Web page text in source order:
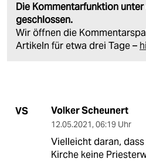
Die Kommentarfunktion
geschlossen.
Wir öffnen die
Artikeln für etwa drei Tage –
VS Volker Scheunert
12.05.2021, 06:19 Uhr
Vielleicht daran,
Kirche keine